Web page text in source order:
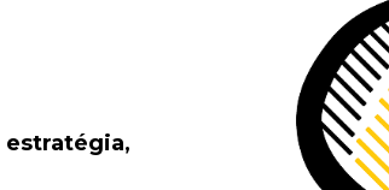
estratégia,